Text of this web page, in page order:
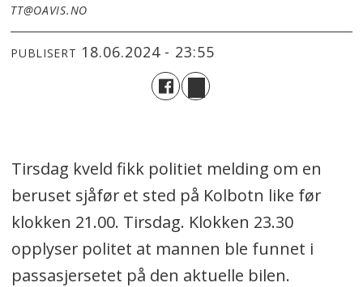
TT@OAVIS.NO
PUBLISERT 18.06.2024 - 23:55
Tirsdag kveld fikk politiet melding om en
beruset sjåfør et sted på Kolbotn like før
klokken 21.00. Tirsdag. Klokken 23.30
opplyser politet at mannen ble funnet i
passasjersetet på den aktuelle bilen.